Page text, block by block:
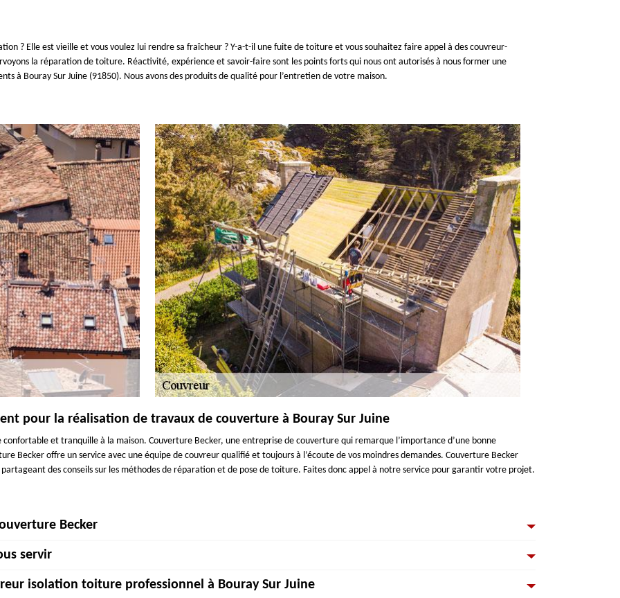
? Elle est vieille et vous voulez lui rendre sa fraîcheur ? Y-a-t-il une fuite de toiture et vous souhaitez faire appel à des couvreur-
la réparation de toiture. Réactivité, expérience et savoir-faire sont les points forts qui nous ont autorisés à nous former une
à Bouray Sur Juine (91850). Nous avons des produits de qualité pour l’entretien de votre maison.
pour la réalisation de travaux de couverture à Bouray Sur Juine
confortable et tranquille à la maison. Couverture Becker, une entreprise de couverture qui remarque l’importance d’une bonne
Becker offre un service avec une équipe de couvreur qualifié et toujours à l’écoute de vos moindres demandes. Couverture Becker
des conseils sur les méthodes de réparation et de pose de toiture. Faites donc appel à notre service pour garantir votre projet.
Becker
vos travaux de toiture ? Le couvreur soigne ou répare les toitures d'immeubles ou des maisons individuelles. La mission des couvreurs
l’enveloppe du bâtiment qui se complète et la touche finale qui obtient sa forme.
servir
son professionnalisme et son habileté au service des particuliers, professionnels et collectivités pour des travaux de couverture et de
isolation toiture professionnel à Bouray Sur Juine